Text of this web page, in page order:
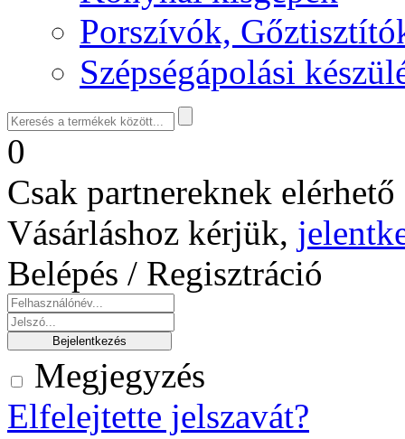
Porszívók,
Szépségápolási
0
Csak partnereknek
Vásárláshoz kérjük,
Belépés / Regisztráció
Megjegyzés
Elfelejtette jelszavát?